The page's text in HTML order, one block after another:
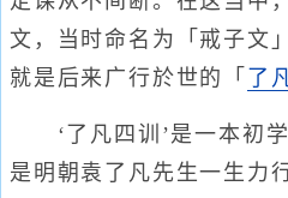
文，当时命名为「戒子文
就是后来广行於世的「
了
‘了凡四训’是一本初学
是明朝袁了凡先生一生力